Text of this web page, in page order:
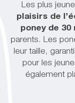
Les plus
plaisirs de
poney de 30
parents. Les
leur taille,
pour les
également